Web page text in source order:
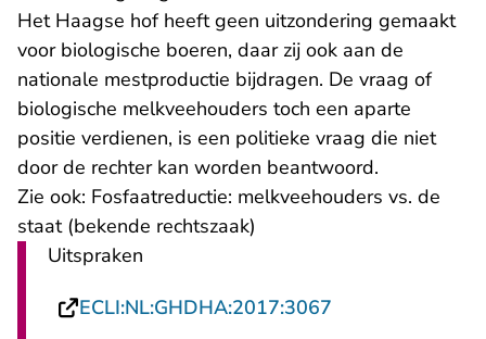
Het Haagse hof heeft geen uitzondering gemaakt
voor biologische boeren, daar zij ook aan de
nationale mestproductie bijdragen. De vraag of
biologische melkveehouders toch een aparte
positie verdienen, is een politieke vraag die niet
door de rechter kan worden beantwoord.
Zie ook: Fosfaatreductie: melkveehouders vs. de
staat(bekende rechtszaak)
Uitspraken
ECLI:NL:GHDHA:2017:3067